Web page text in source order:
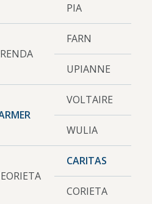
PIA
FARN
UPIANNE
VOLTAIRE
WULIA
CARITAS
CORIETA